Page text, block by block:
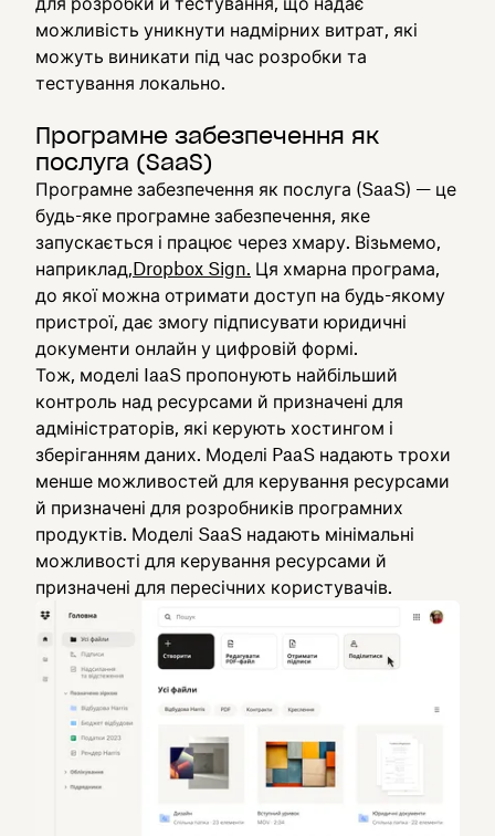
можливість уникнути надмірних витрат, які
можуть виникати під час розробки та
тестування локально.
Програмне забезпечення як
послуга (SaaS)
Програмне забезпечення як послуга (SaaS) — це
будь-яке програмне забезпечення, яке
запускається і працює через хмару. Візьмемо,
наприклад,Dropbox Sign. Ця хмарна програма,
до якої можна отримати доступ на будь-якому
пристрої, дає змогу підписувати юридичні
документи онлайн у цифровій формі.
Тож, моделі IaaS пропонують найбільший
контроль над ресурсами й призначені для
адміністраторів, які керують хостингом і
зберіганням даних. Моделі PaaS надають трохи
менше можливостей для керування ресурсами
й призначені для розробників програмних
продуктів. Моделі SaaS надають мінімальні
можливості для керування ресурсами й
призначені для пересічних користувачів.